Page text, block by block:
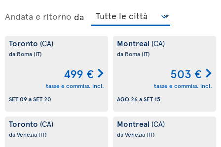
Andata e ritorno da
Toronto (CA)
da Roma(IT)
499 €
tasse e commiss. incl.
SET 09aSET 20
Montreal (CA)
da Roma(IT)
503 €
tasse e commiss. incl.
AGO 26aSET 15
Toronto (CA)
da Venezia(IT)
Montreal (CA)
da Venezia(IT)